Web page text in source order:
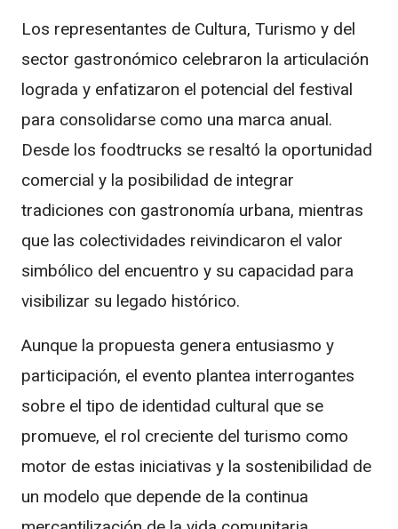
Los representantes de Cultura, Turismo y del
sector gastronómico celebraron la articulación
lograda y enfatizaron el potencial del festival
para consolidarse como una marca anual.
Desde los foodtrucks se resaltó la oportunidad
comercial y la posibilidad de integrar
tradiciones con gastronomía urbana, mientras
que las colectividades reivindicaron el valor
simbólico del encuentro y su capacidad para
visibilizar su legado histórico.
Aunque la propuesta genera entusiasmo y
participación, el evento plantea interrogantes
sobre el tipo de identidad cultural que se
promueve, el rol creciente del turismo como
motor de estas iniciativas y la sostenibilidad de
un modelo que depende de la continua